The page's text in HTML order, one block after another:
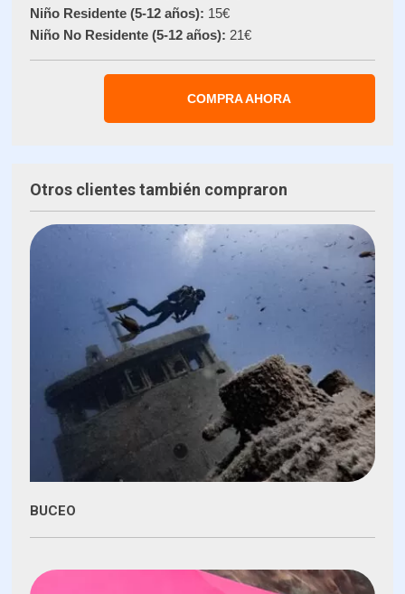
Niño Residente (5-12 años): 15€
Niño No Residente (5-12 años): 21€
COMPRA AHORA
Otros clientes también compraron
BUCEO